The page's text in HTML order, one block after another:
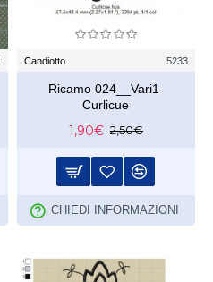
Candiotto 5233
Ricamo 024__Vari1-
Curlicue
1,90€ 2,50€
CHIEDI INFORMAZIONI